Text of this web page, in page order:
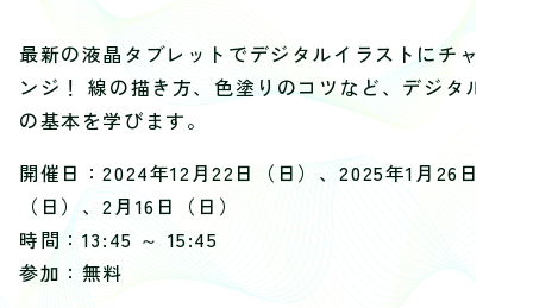
最新の液晶タブレットでデジタルイラストにチャレ
ンジ！ 線の描き方、色塗りのコツなど、デジタル画
の基本を学びます。
開催日：2024年12月22日（日）、2025年1月26日
（日）、2月16日（日）
時間：13:45 ～ 15:45
参加：無料